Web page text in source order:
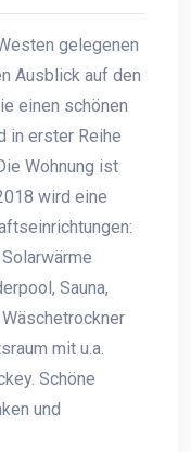
gelegenen
Ausblick auf den
einen schönen
in erster Reihe
Wohnung ist
wird eine
Sauna,
mit u.a.
Schöne
und